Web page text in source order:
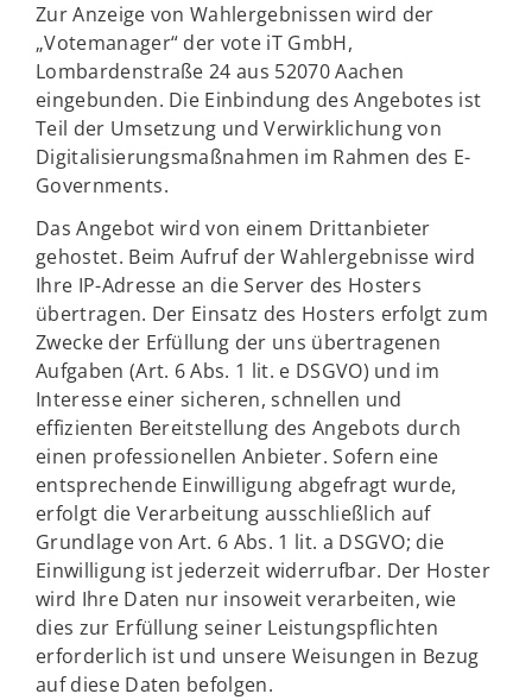
Zur Anzeige von Wahlergebnissen wird der
„Votemanager“ der vote iT GmbH,
Lombardenstraße 24 aus 52070 Aachen
eingebunden. Die Einbindung des Angebotes ist
Teil der Umsetzung und Verwirklichung von
Digitalisierungsmaßnahmen im Rahmen des E-
Governments.
Das Angebot wird von einem Drittanbieter
gehostet. Beim Aufruf der Wahlergebnisse wird
Ihre IP-Adresse an die Server des Hosters
übertragen. Der Einsatz des Hosters erfolgt zum
Zwecke der Erfüllung der uns übertragenen
Aufgaben (Art. 6 Abs. 1 lit. e DSGVO) und im
Interesse einer sicheren, schnellen und
effizienten Bereitstellung des Angebots durch
einen professionellen Anbieter. Sofern eine
entsprechende Einwilligung abgefragt wurde,
erfolgt die Verarbeitung ausschließlich auf
Grundlage von Art. 6 Abs. 1 lit. a DSGVO; die
Einwilligung ist jederzeit widerrufbar. Der Hoster
wird Ihre Daten nur insoweit verarbeiten, wie
dies zur Erfüllung seiner Leistungspflichten
erforderlich ist und unsere Weisungen in Bezug
auf diese Daten befolgen.